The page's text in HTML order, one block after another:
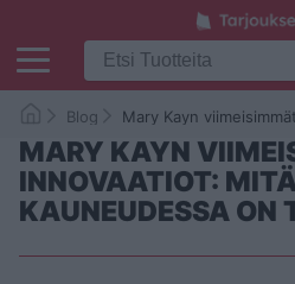
Blog Mary Kayn viimeisimmät innovaatiot:
MARY KAYN
INNOVAATIOT:
KAUNEUDESSA ON